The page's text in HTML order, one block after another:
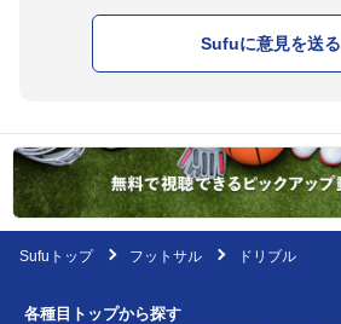
Sufuに意見を送る
Sufuトップ フットサル ドリブル
各種目トップから探す